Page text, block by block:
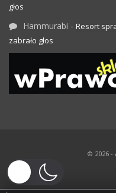
głos
Hammurabi - Resort
zabrało głos
© 2026 -